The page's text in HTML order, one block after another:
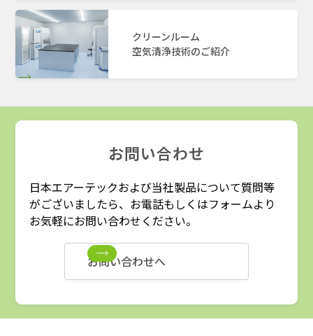
クリーンルーム
空気清浄技術のご紹介
お問い合わせ
日本エアーテックおよび当社製品について質問等
がございましたら、お電話もしくはフォームより
お気軽にお問い合わせください。
お問い合わせへ